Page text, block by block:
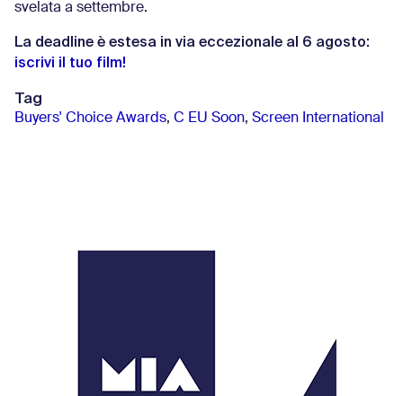
svelata a settembre.
La deadline è estesa in via eccezionale al 6 agosto:
iscrivi il tuo film!
Tag
Buyers' Choice Awards, C EU Soon, Screen International